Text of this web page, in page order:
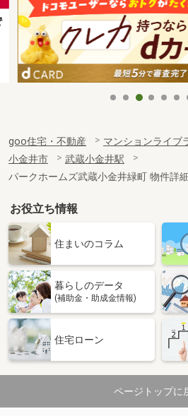
goo住宅・不動産 マンションライブ
小金井市
武蔵小金井駅
パークホームズ武蔵小金井緑町 物件詳細
お役立ち情報
住まいのコラム
暮らしのデータ
(補助金・助成金情報)
住宅ローン
ページトップに